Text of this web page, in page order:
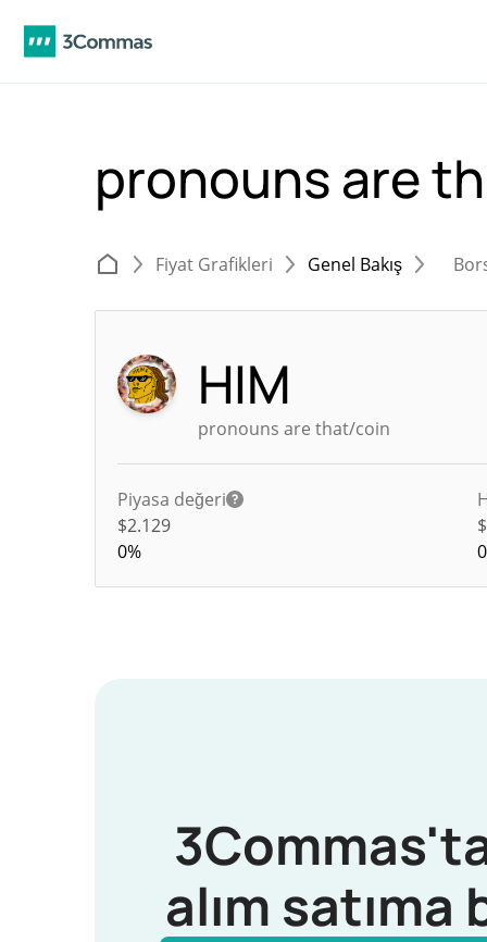
pronouns are
Fiyat Grafikleri Genel Bakış
HIM
pronouns are that/coin
Piyasa değeri
$2.129
0%
$
alım satıma